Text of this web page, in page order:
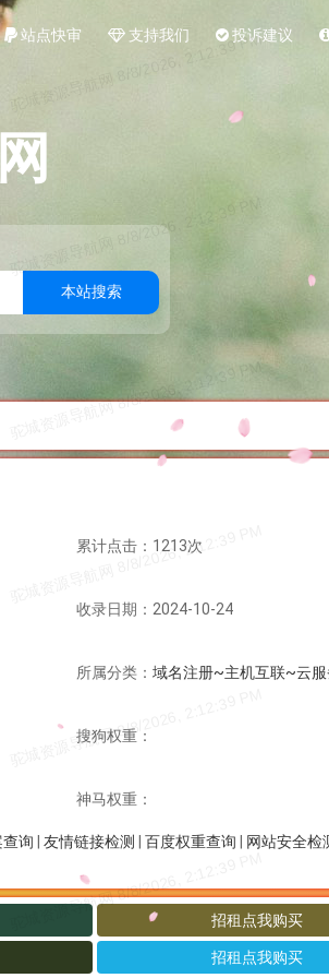
站点快审 支持我们 投诉建议
本站搜索
累计点击：1213次
收录日期：2024-10-24
所属分类：域名注册~主机互联~云服
搜狗权重：
神马权重：
查询 友情链接检测 百度权重查询 网站安全检